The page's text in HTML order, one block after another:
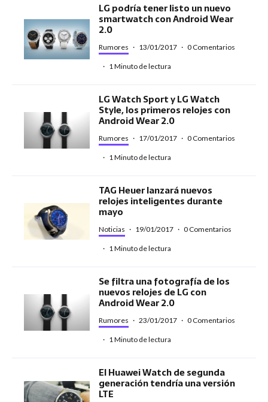
LG podría tener listo un nuevo
smartwatch con Android Wear
2.0
Rumores · 13/01/2017 · 0 Comentarios
· 1 Minuto de lectura
LG Watch Sport y LG Watch
Style, los primeros relojes con
Android Wear 2.0
Rumores · 17/01/2017 · 0 Comentarios
· 1 Minuto de lectura
TAG Heuer lanzará nuevos
relojes inteligentes durante
mayo
Noticias · 19/01/2017 · 0 Comentarios
· 1 Minuto de lectura
Se filtra una fotografía de los
nuevos relojes de LG con
Android Wear 2.0
Rumores · 23/01/2017 · 0 Comentarios
· 1 Minuto de lectura
El Huawei Watch de segunda
generación tendría una versión
LTE